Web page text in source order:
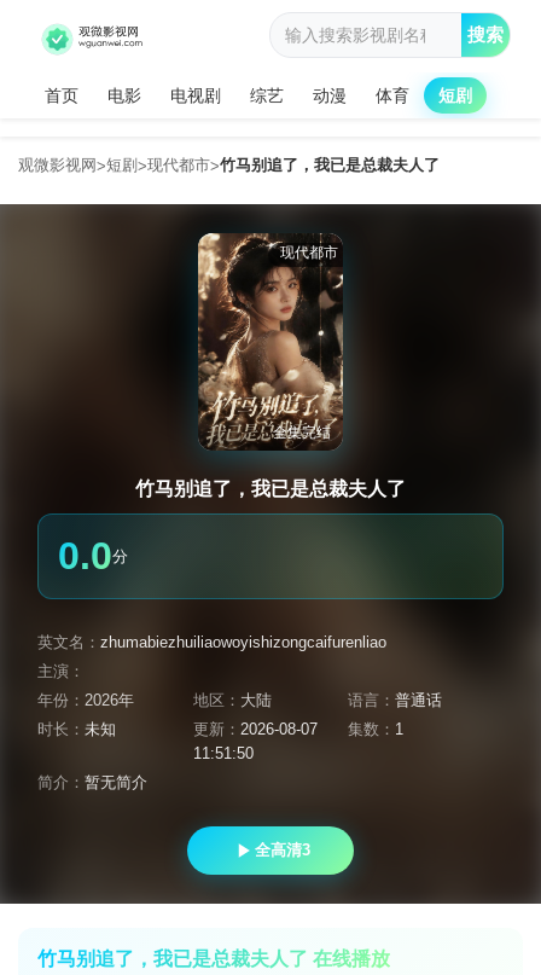
首页 电影 电视剧 综艺 动漫 体育 短剧
搜索
观微影视网>短剧 >现代都市>竹马别追了，我已是总裁夫人了
现代都市
全集完结
竹马别追了，我已是总裁夫人了
0.0分
英文名： zhumabiezhuiliaowoyishizongcaifurenliao
主演：
年份： 2026年 地区： 大陆 语言：普通话
时长： 未知 更新： 2026-08-07
11:51:50
集数： 1
简介： 暂无简介
全高清3
竹马别追了，我已是总裁夫人了 在线播放